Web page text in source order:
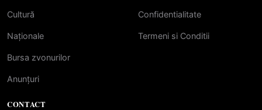
Cultură
Naționale
Bursa zvonurilor
Anunțuri
Confidentialitate
Termeni si Conditii
CONTACT